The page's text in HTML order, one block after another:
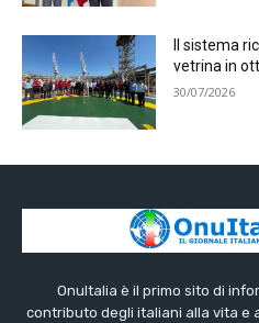
Il sistema
vetrina in
30/07/2026
OnuItalia è il primo sito di
contributo degli italiani alla vita e